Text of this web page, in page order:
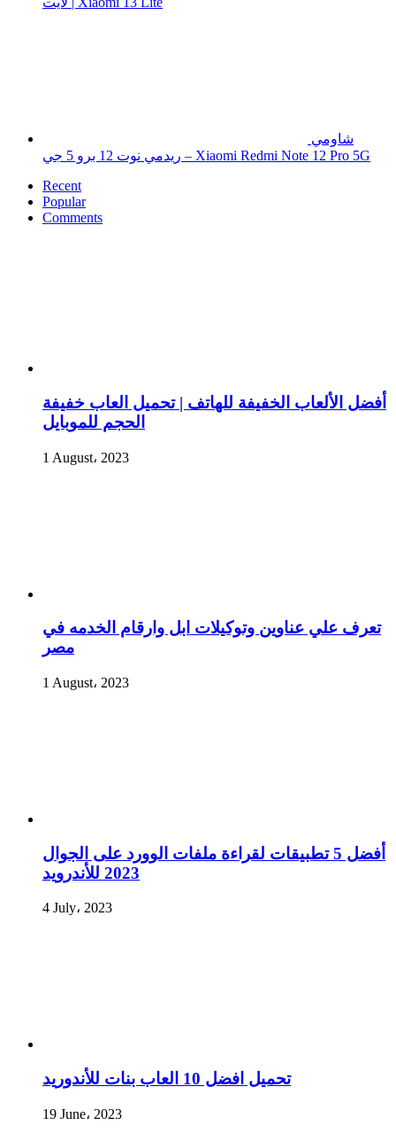
شاومي
ريدمي نوت 12 برو 5 جي – Xiaomi Redmi Note 12 Pro 5G
Recent
Popular
Comments
أفضل الألعاب الخفيفة للهاتف | تحميل العاب خفيفة
الحجم للموبايل
1 August، 2023
تعرف علي عناوين وتوكيلات ابل وارقام الخدمه في
مصر
1 August، 2023
أفضل 5 تطبيقات لقراءة ملفات الوورد على الجوال
2023 للأندرويد
4 July، 2023
تحميل افضل 10 العاب بنات للأندوريد
19 June، 2023